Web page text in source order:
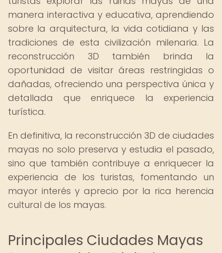
manera interactiva y educativa, aprendiendo
sobre la arquitectura, la vida cotidiana y las
tradiciones de esta civilización milenaria. La
reconstrucción 3D también brinda la
oportunidad de visitar áreas restringidas o
dañadas, ofreciendo una perspectiva única y
detallada que enriquece la experiencia
turística.
En definitiva, la reconstrucción 3D de ciudades
mayas no solo preserva y estudia el pasado,
sino que también contribuye a enriquecer la
experiencia de los turistas, fomentando un
mayor interés y aprecio por la rica herencia
cultural de los mayas.
Principales Ciudades Mayas